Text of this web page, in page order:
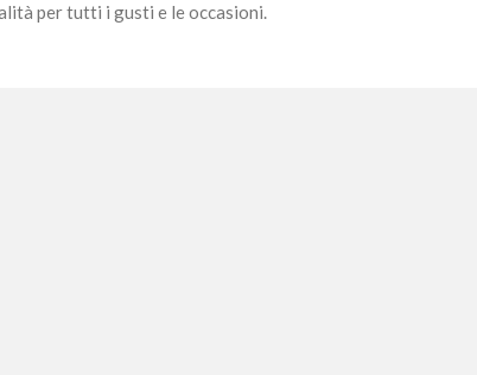
per tutti i gusti e le occasioni.